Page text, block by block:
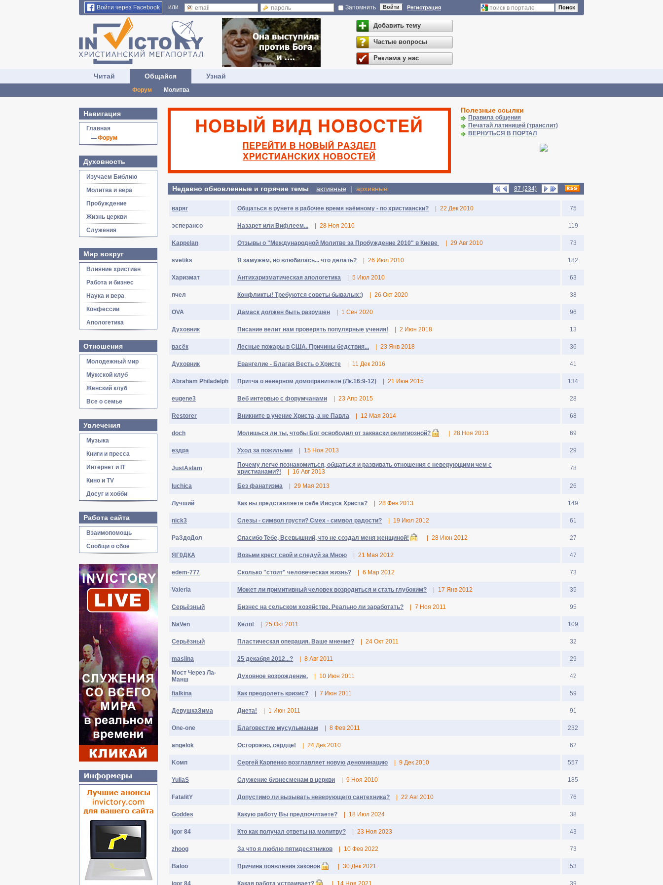
Войти через Facebook или Запомнить Войти Регистрация Поиск
Добавить тему
Частые вопросы
Реклама у нас
Читай Общайся
Форум Молитва
Узнай
Навигация
Главная
Форум
Духовность
Изучаем Библию
Молитва и вера
Пробуждение
Жизнь церкви
Служения
Мир вокруг
Влияние христиан
Работа и бизнес
Наука и вера
Конфессии
Апологетика
Отношения
Молодежный мир
Мужской клуб
Женский клуб
Все о семье
Увлечения
Музыка
Книги и пресса
Интернет и IT
Кино и TV
Досуг и хобби
Работа сайта
Взаимопомощь
Сообщи о сбое
Полезные ссылки
Правила общения
Печатай латиницей (транслит)
ВЕРНУТЬСЯ В ПОРТАЛ
Недавно обновленные и горячие темы активные | архивные 87 (234)
варяг Общаться в рунете в рабочее время наёмному - по христиански? 22 Дек 2010 75
эсперансо Назарет или Вифлеем... 28 Ноя 2010 119
Kappelan Отзывы о "Международной Молитве за Пробуждение 2010" в Киеве 29 Авг 2010 73
svetiks Я замужем, но влюбилась... что делать? 26 Июл 2010 182
Харизмат Антихаризматическая апологетика 5 Июл 2010 63
пчел Конфликты! Требуются советы бывалых:) 26 Окт 2020 38
OVA Дамаск должен быть разрушен 1 Сен 2020 96
Духовник Писание велит нам проверять популярные учения! 2 Июн 2018 13
васёк Лесные пожары в США. Причины бедствия... 23 Янв 2018 36
Духовник Евангелие - Благая Весть о Христе 11 Дек 2016 41
Abraham Philadelph Притча о неверном домоправителе (Лк.16:9-12) 21 Июн 2015 134
eugene3 Веб интервью с форумчанами 23 Апр 2015 28
Restorer Вникните в учение Христа, а не Павла 12 Мая 2014 68
doch Молишься ли ты, чтобы Бог освободил от закваски религиозной? 28 Ноя 2013 69
ездра Уход за пожилыми 15 Ноя 2013 29
JustAsIam
Почему легче познакомиться, общаться и развивать отношения с неверующими чем с
христианами?!
16 Авг 2013 78
luchica Без фанатизма 29 Мая 2013 26
Лyчший Как вы представляете себе Иисуса Христа? 28 Фев 2013 149
nick3 Слезы - символ грусти? Смех - символ радости? 19 Июл 2012 61
РаЗдоДол Спасибо Тебе, Всевышний, что не создал меня женщиной! 28 Июн 2012 27
ЯГ0ДКА Возьми крест свой и следуй за Мною 21 Мая 2012 47
edem-777 Сколько "стоит" человеческая жизнь? 6 Мар 2012 73
Valeria Может ли примитивный человек возродиться и стать глубоким? 17 Янв 2012 35
Серьёзный Бизнес на сельском хозяйстве. Реально ли заработать? 7 Ноя 2011 95
NaVen Хелп! 25 Окт 2011 109
Серьёзный Пластическая операция. Ваше мнение? 24 Окт 2011 32
maslina 25 декабря 2012...? 8 Авг 2011
29
Мост Через Ла-
Манш
Духовное возрождение. 10 Июн 2011 42
fialkina Как преодолеть кризис? 7 Июн 2011 59
ДевушкаЗима Диета! 1 Июн 2011 91
One-one Благовестие мусульманам 8 Фев 2011 232
angelok Осторожно, сердце! 24 Дек 2010 62
Koмп Сергей Карпенко возглавляет новую деноминацию 9 Дек 2010 557
YuliaS Служение бизнесменам в церкви 9 Ноя 2010 185
FatalitY Допустимо ли вызывать неверующего сантехника? 22 Авг 2010 76
Goddes Какую работу Вы предпочитаете? 18 Июл 2024 38
igor 84 Кто как получал ответы на молитву? 23 Ноя 2023 43
zhoog За что я люблю пятидесятников 10 Фев 2022 73
Baloo Причина появления законов 30 Дек 2021 53
igor 84 Какая работа устраивает? 14 Ноя 2021 39